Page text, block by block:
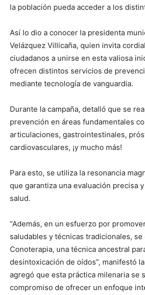
la población pueda acceder a los
Así lo dio a conocer la presidenta
Velázquez Villicaña, quien invita
ciudadanos a unirse en esta valiosa
ofrecen distintos servicios de
mediante tecnología de vanguardia.
Durante la campaña, detalló que se
prevención en áreas fundamentales
articulaciones, gastrointestinales,
cardiovasculares, ¡y mucho más!
Para esto, se utiliza la resonancia
que garantiza una evaluación precisa
salud.
“Además, en un esfuerzo por
saludables y técnicas tradicionales,
Conoterapia, una técnica ancestral
desintoxicación de oídos”, manifestó
agregó que esta práctica milenaria se
compromiso de ofrecer un enfoque